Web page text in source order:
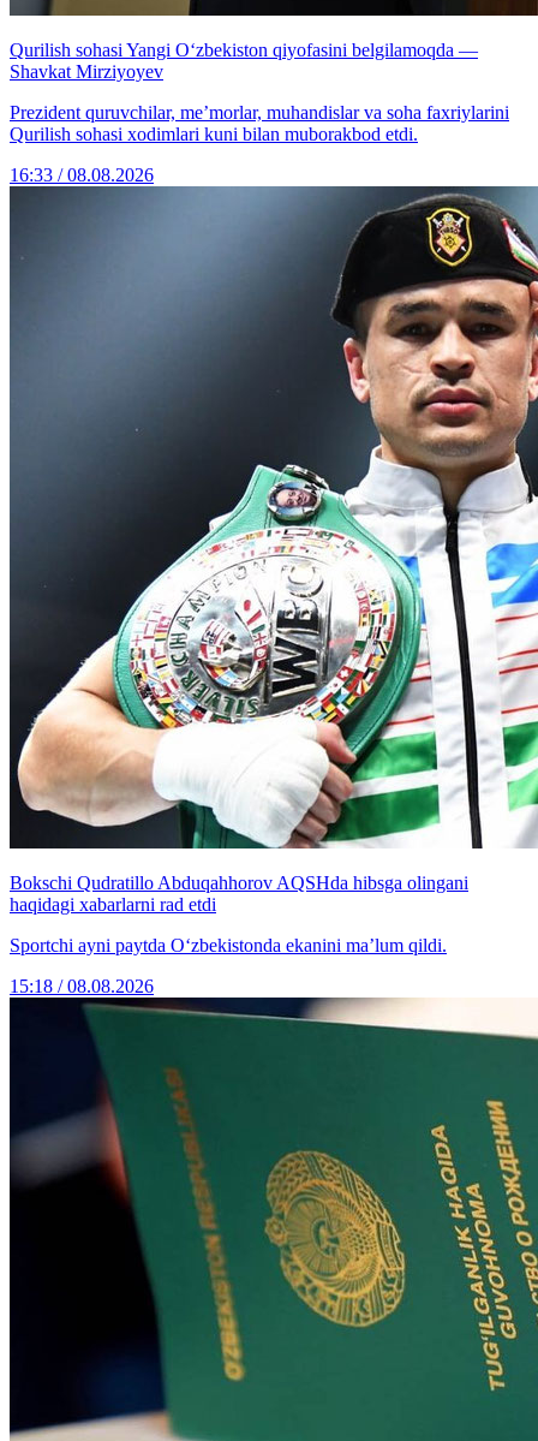
Qurilish sohasi Yangi O‘zbekiston qiyofasini belgilamoqda —
Shavkat Mirziyoyev
Prezident quruvchilar, me’morlar, muhandislar va soha faxriylarini
Qurilish sohasi xodimlari kuni bilan muborakbod etdi.
16:33 / 08.08.2026
Bokschi Qudratillo Abduqahhorov AQSHda hibsga olingani
haqidagi xabarlarni rad etdi
Sportchi ayni paytda O‘zbekistonda ekanini ma’lum qildi.
15:18 / 08.08.2026